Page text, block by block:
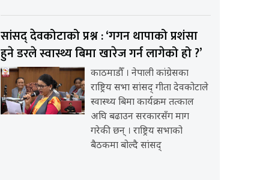
सांसद् देवकोटाको प्रश्न : ‘गगन थापाको प्रशंसा
हुने डरले स्वास्थ्य बिमा खारेज गर्न लागेको हो ?’
काठमाडौँ । नेपाली कांग्रेसका
राष्ट्रिय सभा सांसद् गीता देवकोटाले
स्वास्थ्य बिमा कार्यक्रम तत्काल
अघि बढाउन सरकारसँग माग
गरेकी छन् । राष्ट्रिय सभाको
बैठकमा बोल्दै सांसद्